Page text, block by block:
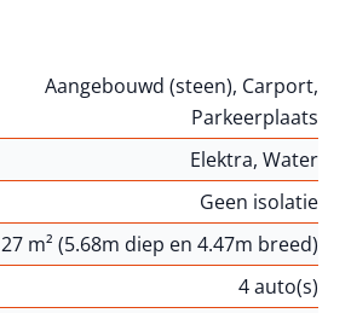
Aangebouwd (steen), Carport,
Parkeerplaats
Elektra, Water
Geen isolatie
27 m² (5.68m diep en 4.47m breed)
4 auto(s)